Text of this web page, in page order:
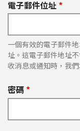
電子郵件位址 *
一個有效的電子郵件
址。這電子郵件地址
收消息或通知時，我
密碼 *